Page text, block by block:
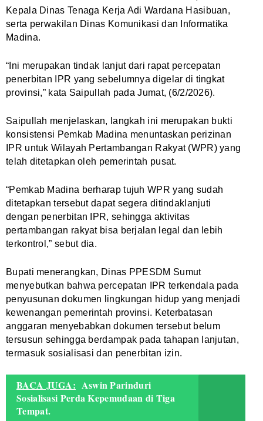
Kepala Dinas Tenaga Kerja Adi Wardana Hasibuan,
serta perwakilan Dinas Komunikasi dan Informatika
Madina.
“Ini merupakan tindak lanjut dari rapat percepatan
penerbitan IPR yang sebelumnya digelar di tingkat
provinsi,” kata Saipullah pada Jumat, (6/2/2026).
Saipullah menjelaskan, langkah ini merupakan bukti
konsistensi Pemkab Madina menuntaskan perizinan
IPR untuk Wilayah Pertambangan Rakyat (WPR) yang
telah ditetapkan oleh pemerintah pusat.
“Pemkab Madina berharap tujuh WPR yang sudah
ditetapkan tersebut dapat segera ditindaklanjuti
dengan penerbitan IPR, sehingga aktivitas
pertambangan rakyat bisa berjalan legal dan lebih
terkontrol,” sebut dia.
Bupati menerangkan, Dinas PPESDM Sumut
menyebutkan bahwa percepatan IPR terkendala pada
penyusunan dokumen lingkungan hidup yang menjadi
kewenangan pemerintah provinsi. Keterbatasan
anggaran menyebabkan dokumen tersebut belum
tersusun sehingga berdampak pada tahapan lanjutan,
termasuk sosialisasi dan penerbitan izin.
BACA JUGA: Aswin Parinduri
Sosialisasi Perda Kepemudaan di Tiga
Tempat.